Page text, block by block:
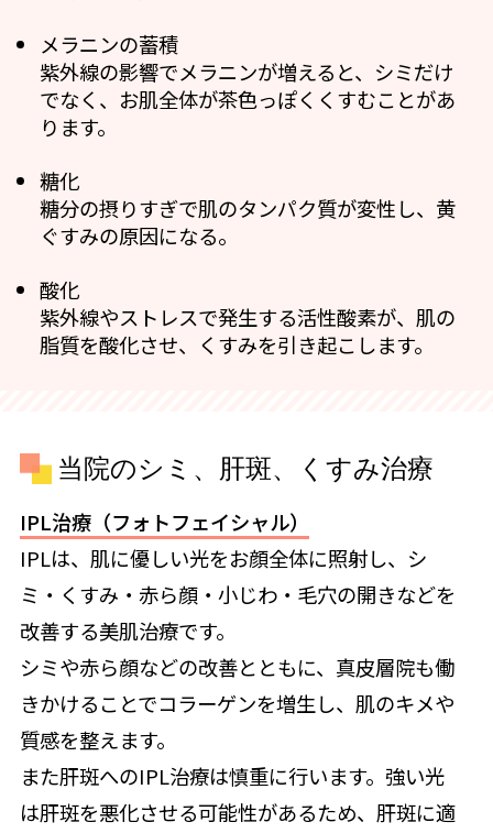
メラニンの蓄積
紫外線の影響でメラニンが増えると、シミだけ
でなく、お肌全体が茶色っぽくくすむことがあ
ります。
糖化
糖分の摂りすぎで肌のタンパク質が変性し、黄
ぐすみの原因になる。
酸化
紫外線やストレスで発生する活性酸素が、肌の
脂質を酸化させ、くすみを引き起こします。
当院のシミ、肝斑、くすみ治療
IPL治療（フォトフェイシャル）
IPLは、肌に優しい光をお顔全体に照射し、シ
ミ・くすみ・赤ら顔・小じわ・毛穴の開きなどを
改善する美肌治療です。
シミや赤ら顔などの改善とともに、真皮層院も働
きかけることでコラーゲンを増生し、肌のキメや
質感を整えます。
また肝斑へのIPL治療は慎重に行います。強い光
は肝斑を悪化させる可能性があるため、肝斑に適